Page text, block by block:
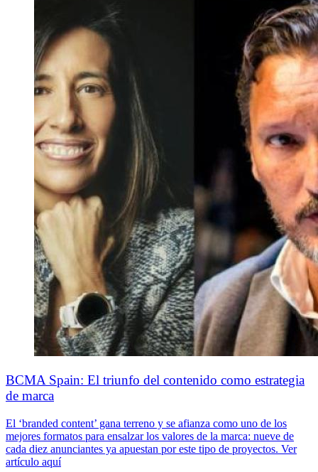
BCMA Spain: El triunfo del contenido como estrategia
de marca
El ‘branded content’ gana terreno y se afianza como uno de los
mejores formatos para ensalzar los valores de la marca: nueve de
cada diez anunciantes ya apuestan por este tipo de proyectos. Ver
artículo aquí